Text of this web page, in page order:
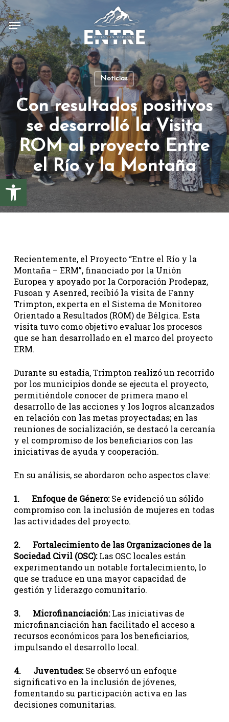
Abrir barra de herramientas
Skip
to
main
content
Menu
Noticias
Con resultados positivos
se desarrolló la Visita
ROM al proyecto Entre
el Río y la Montaña
Recientemente, el Proyecto “Entre el Río y la
Montaña – ERM”, financiado por la Unión
Europea y apoyado por la Corporación Prodepaz,
Fusoan y Asenred, recibió la visita de Fanny
Trimpton, experta en el Sistema de Monitoreo
Orientado a Resultados (ROM) de Bélgica. Esta
visita tuvo como objetivo evaluar los procesos
que se han desarrollado en el marco del proyecto
ERM.
Durante su estadía, Trimpton realizó un recorrido
por los municipios donde se ejecuta el proyecto,
permitiéndole conocer de primera mano el
desarrollo de las acciones y los logros alcanzados
en relación con las metas proyectadas; en las
reuniones de socialización, se destacó la cercanía
y el compromiso de los beneficiarios con las
iniciativas de ayuda y cooperación.
En su análisis, se abordaron ocho aspectos clave:
1. Enfoque de Género:Se evidenció un sólido
compromiso con la inclusión de mujeres en todas
las actividades del proyecto.
2. Fortalecimiento de las Organizaciones de la
Sociedad Civil (OSC):Las OSC locales están
experimentando un notable fortalecimiento, lo
que se traduce en una mayor capacidad de
gestión y liderazgo comunitario.
3. Microfinanciación:Las iniciativas de
microfinanciación han facilitado el acceso a
recursos económicos para los beneficiarios,
impulsando el desarrollo local.
4. Juventudes:Se observó un enfoque
significativo en la inclusión de jóvenes,
fomentando su participación activa en las
decisiones comunitarias.